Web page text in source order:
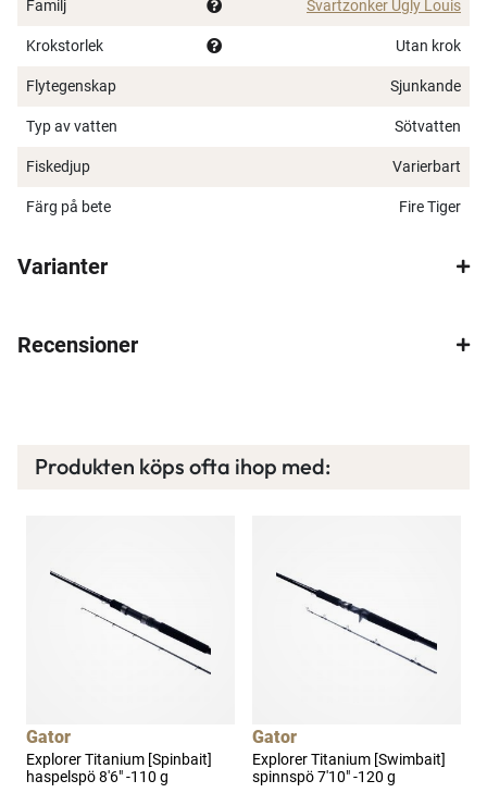
Familj Svartzonker Ugly Louis
Krokstorlek Utan krok
Flytegenskap Sjunkande
Typ av vatten Sötvatten
Fiskedjup Varierbart
Färg på bete Fire Tiger
Varianter
Recensioner
Produkten köps ofta ihop med:
Gator
Explorer Titanium [Spinbait]
haspelspö 8'6" -110 g
Gator
Explorer Titanium [Swimbait]
spinnspö 7'10" -120 g